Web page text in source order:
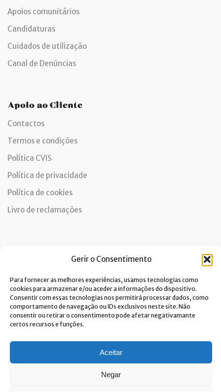
Gerir o Consentimento
Para fornecer as melhores experiências, usamos tecnologias como
cookies para armazenar e/ou aceder a informações do dispositivo.
Consentir com essas tecnologias nos permitirá processar dados, como
comportamento de navegação ou IDs exclusivos neste site. Não
consentir ou retirar o consentimento pode afetar negativamante
certos recursos e funções.
Aceitar
Negar
Apoios comunitários
Candidaturas
Cuidados de utilização
Canal de Denúncias
Apoio ao Cliente
Contactos
Termos e condições
Política CVIS
Política de privacidade
Política de cookies
Livro de reclamações
Dou consentimento ao tratamento de dados e aceito a
política de privacidade.*
A Costa Verde está comprometida com a implementação do RGPD. Para